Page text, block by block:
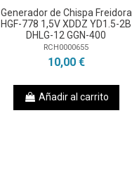
Generador de Chispa Freidora
HGF-778 1,5V XDDZ YD1.5-2B
DHLG-12 GGN-400
RCH0000655
10,00 €
Añadir al carrito